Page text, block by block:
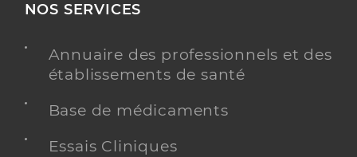
NOS SERVICES
Annuaire des professionnels et des
établissements de santé
Base de médicaments
Essais Cliniques